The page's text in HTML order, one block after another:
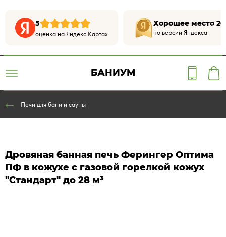
5
оценка на Яндекс Картах
Хорошее место
по версии Яндекса
БАНИУМ
Печи для бани и сауны
Дровяная банная печь Ферингер Оптима
ПФ в кожухе с газовой горелкой кожух
"Стандарт" до 28 м³